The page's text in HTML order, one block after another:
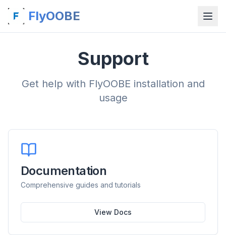
FlyOOBE
Support
Get help with FlyOOBE installation and
usage
Documentation
Comprehensive guides and tutorials
View Docs